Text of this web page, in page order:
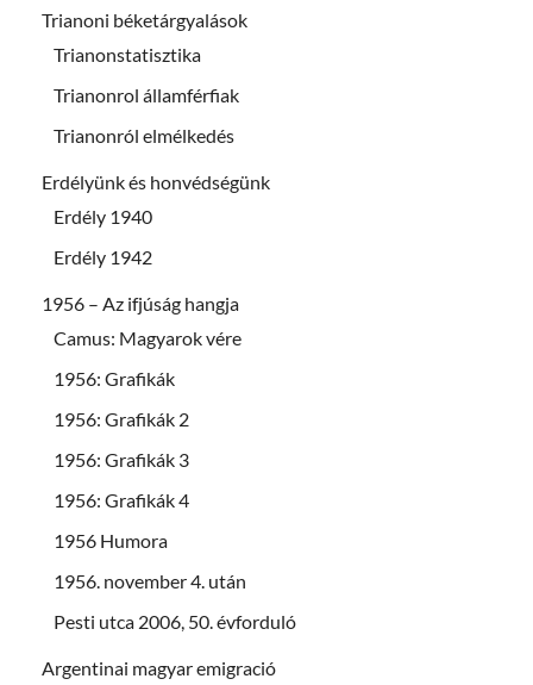
Trianoni béketárgyalások
Trianonstatisztika
Trianonrol államférfiak
Trianonról elmélkedés
Erdélyünk és honvédségünk
Erdély 1940
Erdély 1942
1956 – Az ifjúság hangja
Camus: Magyarok vére
1956: Grafikák
1956: Grafikák 2
1956: Grafikák 3
1956: Grafikák 4
1956 Humora
1956. november 4. után
Pesti utca 2006, 50. évforduló
Argentinai magyar emigració